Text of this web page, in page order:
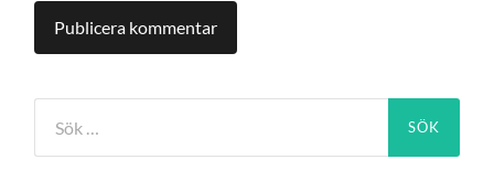
efter: